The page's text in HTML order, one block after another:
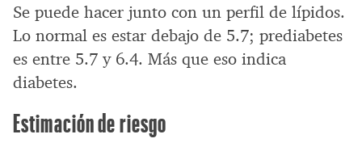
Se puede hacer junto con un perfil de lípidos.
Lo normal es estar debajo de 5.7; prediabetes
es entre 5.7 y 6.4. Más que eso indica
diabetes.
Estimación de riesgo